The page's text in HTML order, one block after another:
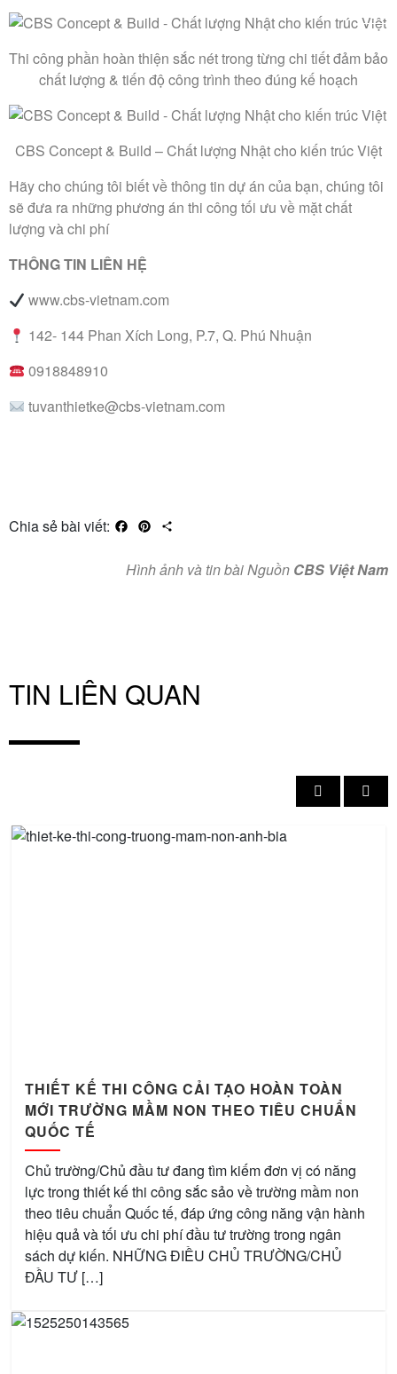
Thi công phần hoàn thiện sắc nét trong từng chi tiết đảm bảo
chất lượng & tiến độ công trình theo đúng kế hoạch
CBS Concept & Build – Chất lượng Nhật cho kiến trúc Việt
Hãy cho chúng tôi biết về thông tin dự án của bạn, chúng tôi
sẽ đưa ra những phương án thi công tối ưu về mặt chất
lượng và chi phí
THÔNG TIN LIÊN HỆ
www.cbs-vietnam.com
142- 144 Phan Xích Long, P.7, Q. Phú Nhuận
0918848910
tuvanthietke@cbs-vietnam.com
Chia sẻ bài viết: FacebookPinterest
Hình ảnh và tin bài Nguồn CBS Việt Nam
TIN LIÊN QUAN
THIẾT KẾ THI CÔNG CẢI TẠO HOÀN TOÀN
MỚI TRƯỜNG MẦM NON THEO TIÊU CHUẨN
QUỐC TẾ
Chủ trường/Chủ đầu tư đang tìm kiếm đơn vị có năng
lực trong thiết kế thi công sắc sảo về trường mầm non
theo tiêu chuẩn Quốc tế, đáp ứng công năng vận hành
hiệu quả và tối ưu chi phí đầu tư trường trong ngân
sách dự kiến. NHỮNG ĐIỀU CHỦ TRƯỜNG/CHỦ
ĐẦU TƯ […]